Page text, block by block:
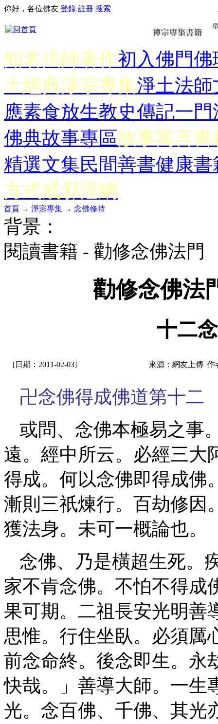
你好，各位佛友 登錄 註冊 搜索
知名法師著作初入佛門佛
土經典淨宗專集淨土法師
應素食放生教史傳記一門
佛典故事專區故事寓言書
精選文集民間善書健康書
方式戒邪淫網
首頁 → 淨宗專集 → 念佛修持
背景：
閱讀書籍 - 勸修念佛法
勸修念佛
十二
[日期：2011-02-03] 來源：網友上傳 作
卍念佛得成佛道第十二
或問、念佛本極易之事
遠。經中所云。必經三大
得成。何以念佛即得成佛
漸則三祇煉行。百劫修因
獲法身。未可一概論也。
念佛、乃是橫超生死。
家不肯念佛。不怕不得成
果可期。二祖長安光明善
思惟。行住坐臥。必須厲
前念命終。後念即生。永
快哉。」善導大師。一生
光。念百佛、千佛、其光